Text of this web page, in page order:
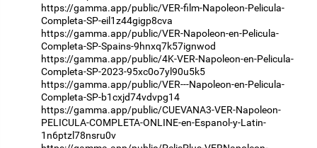
https://gamma.app/public/VER-film-Napoleon-Pelicula-
Completa-SP-eil1z44gigp8cva
https://gamma.app/public/VER-Napoleon-en-Pelicula-
Completa-SP-Spains-9hnxq7k57ignwod
https://gamma.app/public/4K-VER-Napoleon-en-Pelicula-
Completa-SP-2023-95xc0o7yl90u5k5
https://gamma.app/public/VER---Napoleon-en-Pelicula-
Completa-SP-b1cxjd74vdvpg14
https://gamma.app/public/CUEVANA3-VER-Napoleon-
PELICULA-COMPLETA-ONLINE-en-Espanol-y-Latin-
1n6ptzl78nsru0v